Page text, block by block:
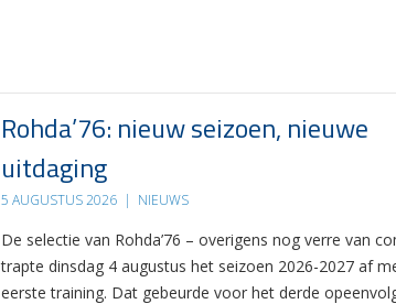
Rohda’76: nieuw seizoen, nieuwe
uitdaging
5 AUGUSTUS 2026 | NIEUWS
De selectie van Rohda’76 – overigens nog verre van
trapte dinsdag 4 augustus het seizoen 2026-2027 af
eerste training. Dat gebeurde voor het derde